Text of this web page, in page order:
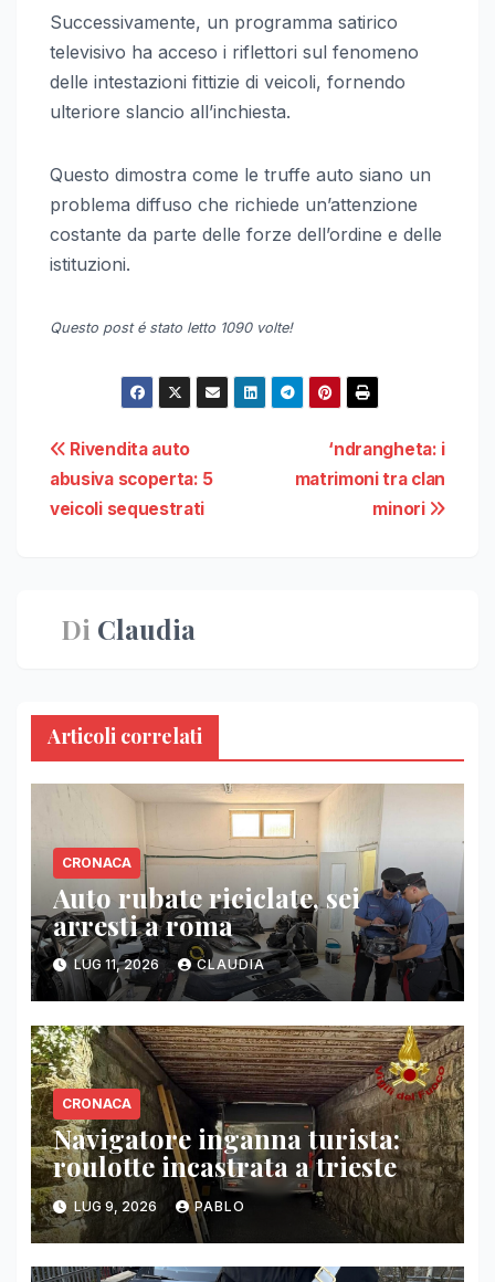
Successivamente, un programma satirico
televisivo ha acceso i riflettori sul fenomeno
delle intestazioni fittizie di veicoli, fornendo
ulteriore slancio all’inchiesta.
Questo dimostra come le truffe auto siano un
problema diffuso che richiede un’attenzione
costante da parte delle forze dell’ordine e delle
istituzioni.
Questo post é stato letto 1090 volte!
Navigazione
articoli
‘ndrangheta: i
matrimoni tra clan
minori
Rivendita auto
abusiva scoperta: 5
veicoli sequestrati
Di Claudia
Articoli correlati
CRONACA
Auto rubate riciclate, sei
arresti a roma
LUG 11, 2026 CLAUDIA
CRONACA
Navigatore inganna turista:
roulotte incastrata a trieste
LUG 9, 2026 PABLO